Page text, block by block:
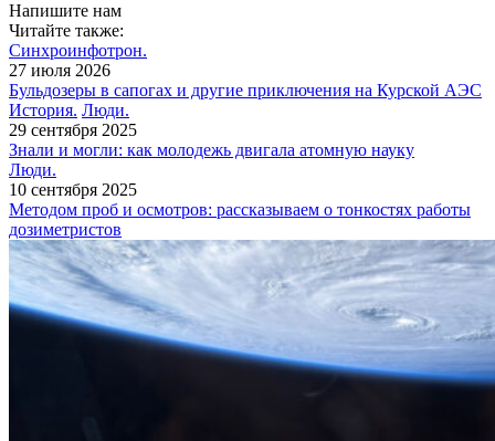
Напишите нам
Читайте также:
Синхроинфотрон.
27 июля 2026
Бульдозеры в сапогах и другие приключения на Курской АЭС
История. Люди.
29 сентября 2025
Знали и могли: как молодежь двигала атомную науку
Люди.
10 сентября 2025
Методом проб и осмотров: рассказываем о тонкостях работы
дозиметристов